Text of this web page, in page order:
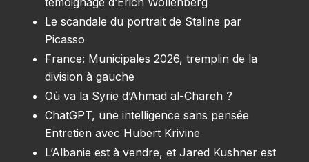
Le scandale du portrait de Staline par
Picasso
France: Municipales 2026, tremplin de la
division à gauche
Où va la Syrie d’Ahmad al-Chareh ?
ChatGPT, une intelligence sans pensée
Entretien avec Hubert Krivine
L’Albanie est à vendre, et Jared Kushner est